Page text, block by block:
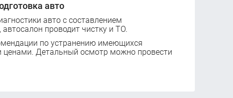
авто
авто с составлением
проводит чистку и ТО.
по устранению имеющихся
ценами. Детальный осмотр можно провести